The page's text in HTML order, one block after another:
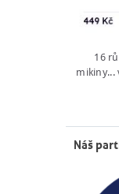
16
mikiny...
Náš